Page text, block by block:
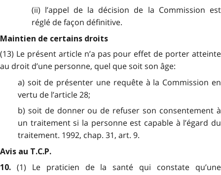
(ii) l’appel de la décision de la Commission est
réglé de façon définitive.
Maintien de certains droits
(13) Le présent article n’a pas pour effet de porter atteinte
au droit d’une personne, quel que soit son âge:
a) soit de présenter une requête à la Commission en
vertu de l’article 28;
b) soit de donner ou de refuser son consentement à
un traitement si la personne est capable à l’égard du
traitement. 1992, chap. 31, art. 9.
Avis au T.C.P.
10. (1) Le praticien de la santé qui constate qu’une